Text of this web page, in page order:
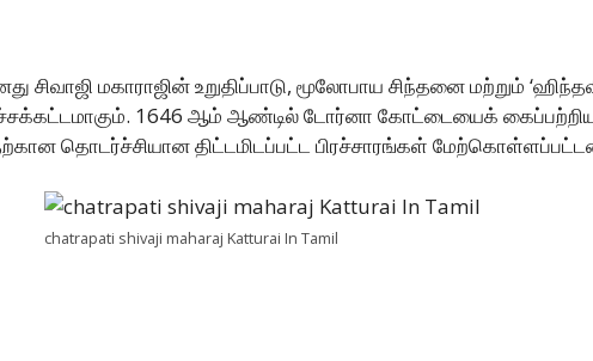
சிவாஜி மகாராஜின் உறுதிப்பாடு, மூலோபாய சிந்தனை மற்றும்
1646 ஆம் ஆண்டில் டோர்னா கோட்டையைக்
தொடர்ச்சியான திட்டமிடப்பட்ட பிரச்சாரங்கள்
chatrapati shivaji maharaj Katturai In Tamil